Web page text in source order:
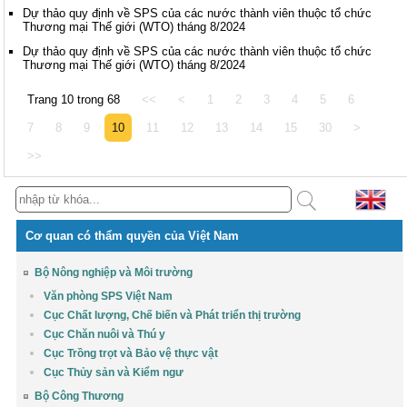
Dự thảo quy định về SPS của các nước thành viên thuộc tổ chức
Thương mại Thế giới (WTO) tháng 8/2024
Dự thảo quy định về SPS của các nước thành viên thuộc tổ chức
Thương mại Thế giới (WTO) tháng 8/2024
Trang 10 trong 68 << < 1 2 3 4 5 6
7 8 9 10 11 12 13 14 15 30 >
>>
Cơ quan có thẩm quyền của Việt Nam
Bộ Nông nghiệp và Môi trường
Văn phòng SPS Việt Nam
Cục Chất lượng, Chế biến và Phát triển thị trường
Cục Chăn nuôi và Thú y
Cục Trồng trọt và Bảo vệ thực vật
Cục Thủy sản và Kiểm ngư
Bộ Công Thương